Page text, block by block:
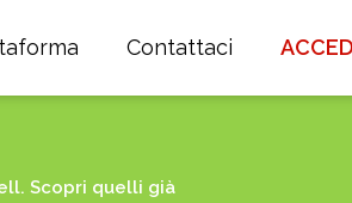
Contattaci
Scopri quelli già